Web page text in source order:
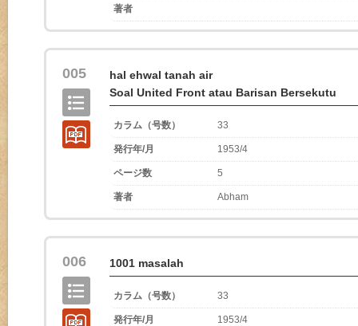
著者
005
hal ehwal tanah air
Soal United Front atau Barisan Bersekutu
カラム（号数） 33
発行年/月 1953/4
ページ数 5
著者 Abham
006 1001 masalah
カラム（号数） 33
発行年/月 1953/4